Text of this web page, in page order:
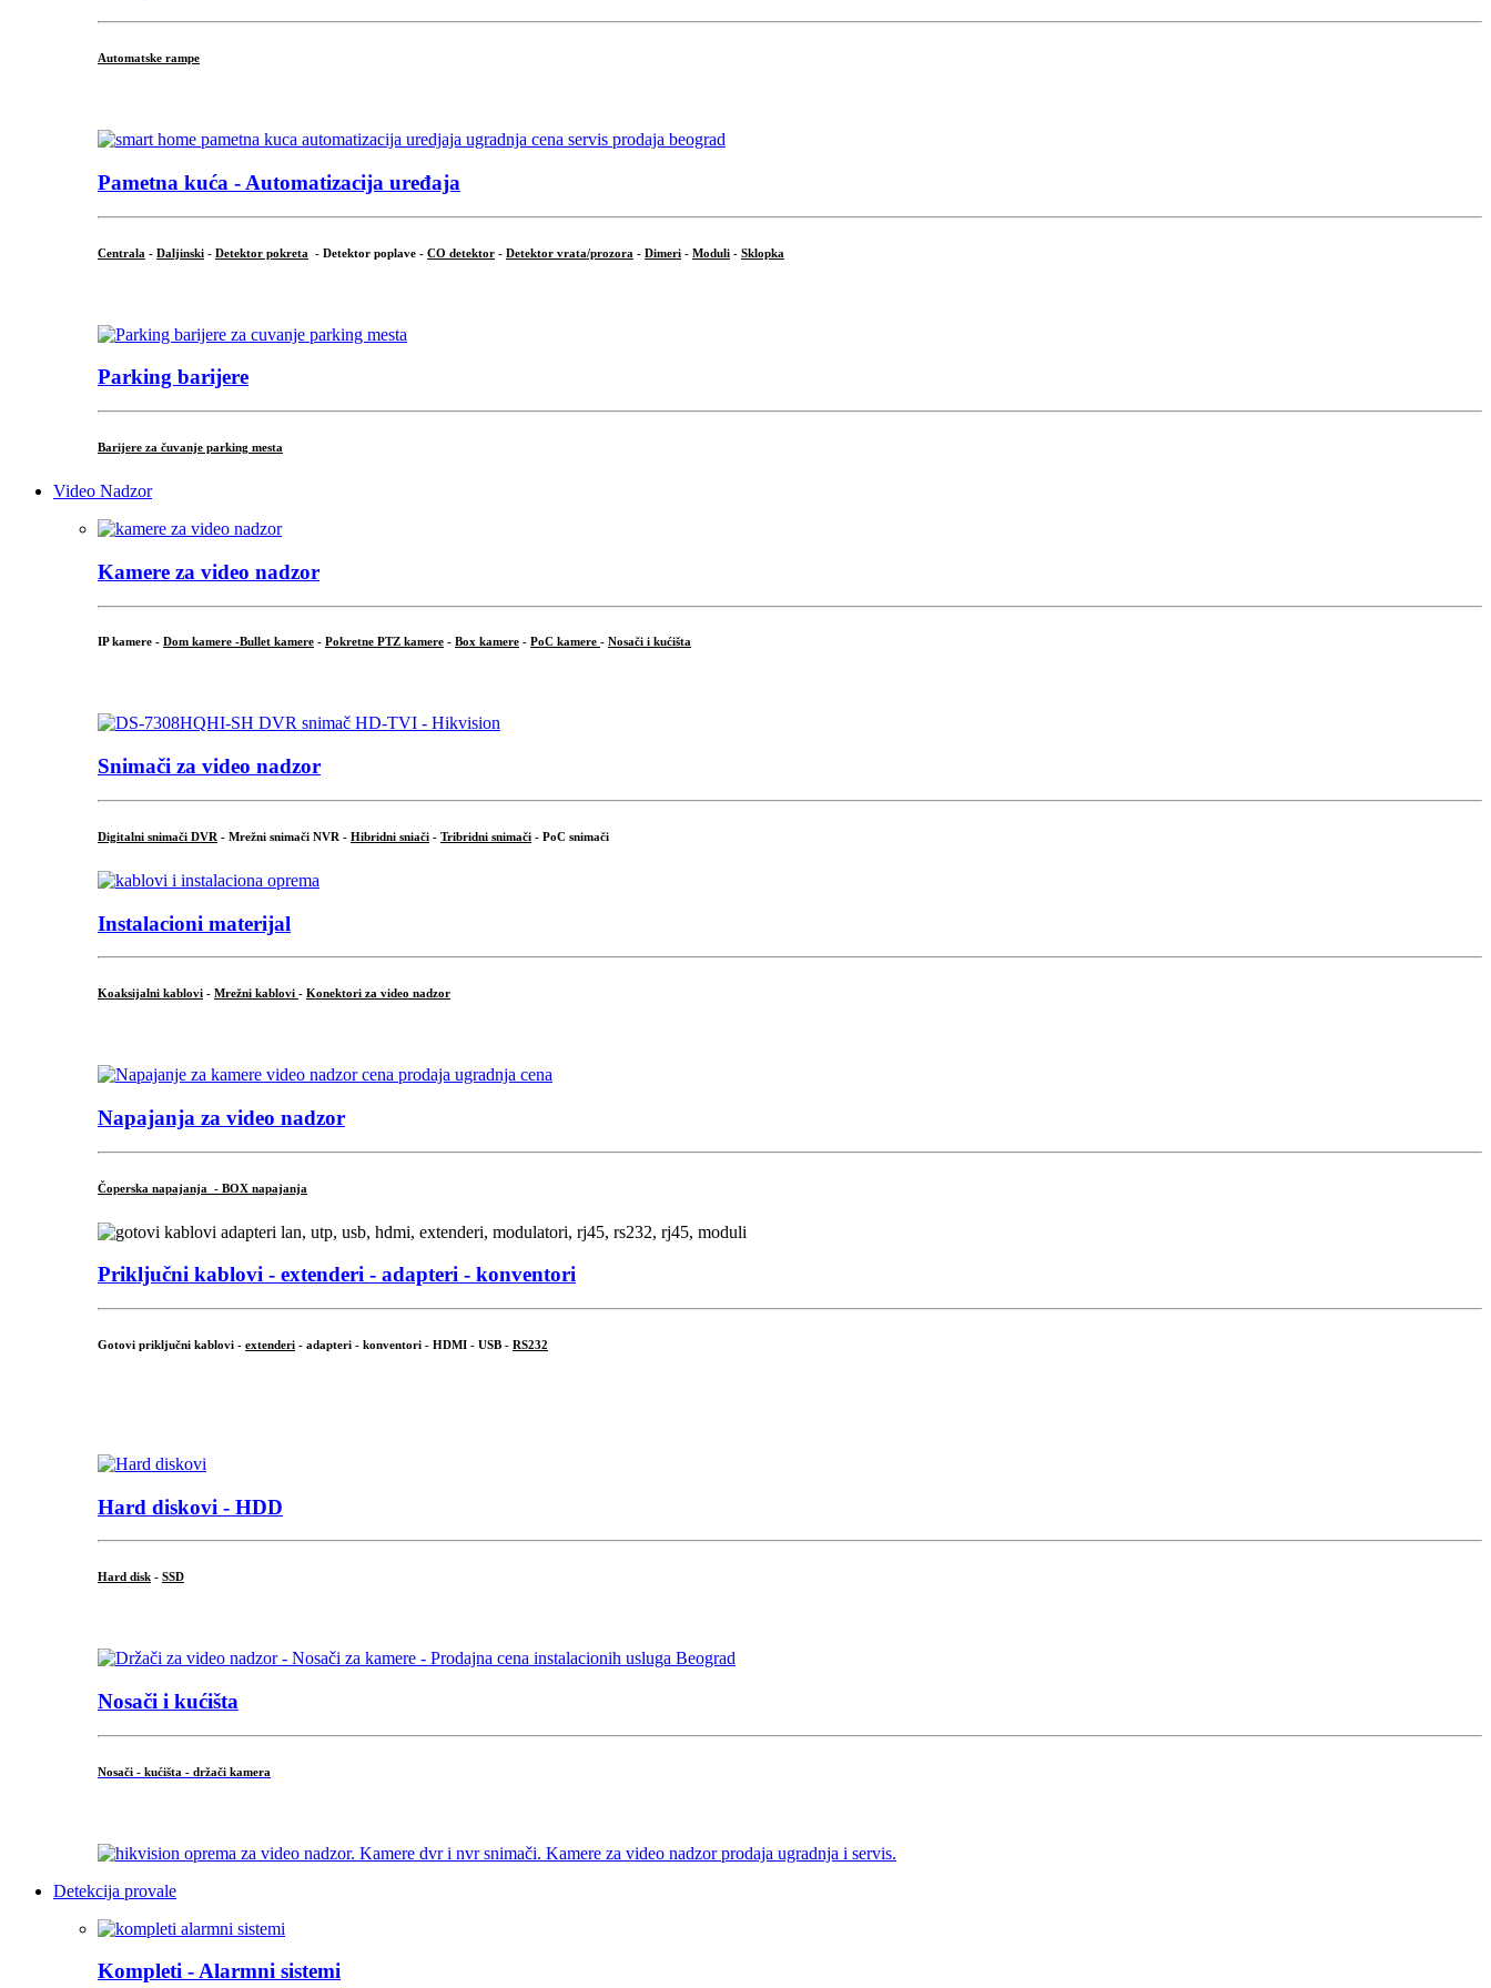
Automatske rampe
Pametna kuća - Automatizacija uređaja
Centrala - Daljinski - Detektor pokreta - Detektor poplave - CO detektor - Detektor vrata/prozora - Dimeri - Moduli - Sklopka
Parking barijere
Barijere za čuvanje parking mesta
Video Nadzor
Kamere za video nadzor
IP kamere - Dom kamere -Bullet kamere - Pokretne PTZ kamere - Box kamere - PoC kamere - Nosači i kućišta
Snimači za video nadzor
Digitalni snimači DVR - Mrežni snimači NVR - Hibridni sniači - Tribridni snimači - PoC snimači
Instalacioni materijal
Koaksijalni kablovi - Mrežni kablovi - Konektori za video nadzor
Napajanja za video nadzor
Čoperska napajanja - BOX napajanja
Priključni kablovi - extenderi - adapteri - konventori
Gotovi priključni kablovi - extenderi - adapteri - konventori - HDMI - USB - RS232
Hard diskovi - HDD
Hard disk - SSD
Nosači i kućišta
Nosači - kućišta - držači kamera
Detekcija provale
Kompleti - Alarmni sistemi